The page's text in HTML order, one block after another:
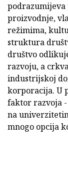
proizvodnje,
režimima,
struktura
društvo
razvoju, a
industrijskoj
korporacija. U
faktor razvoja
na
mnogo opcija